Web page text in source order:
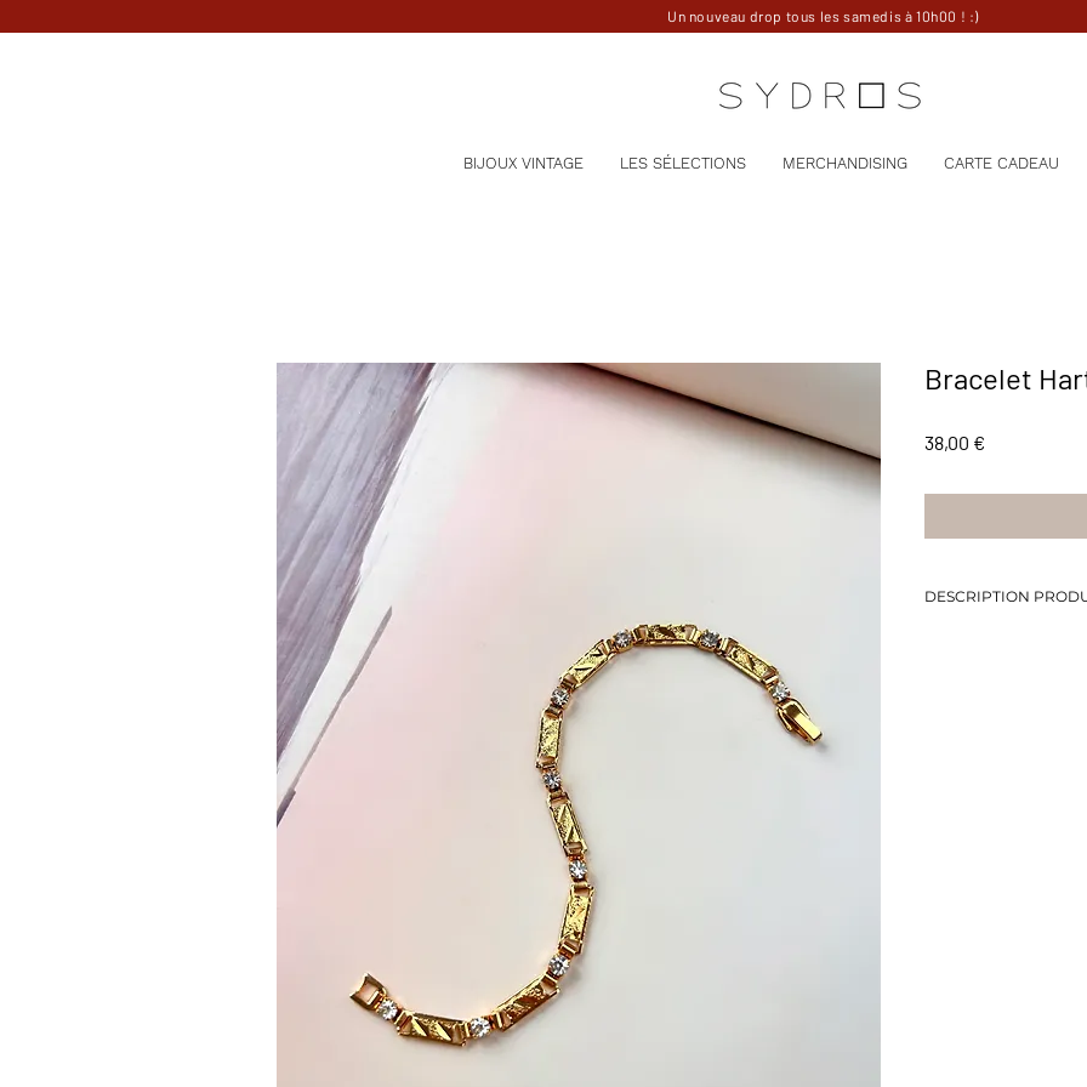
Un nouveau drop tous les samedis à 10h00 ! :)
BIJOUX VINTAGE LES SÉLECTIONS MERCHANDISING CARTE CADEAU
Bracelet
38,00 €
DESCRIPTION